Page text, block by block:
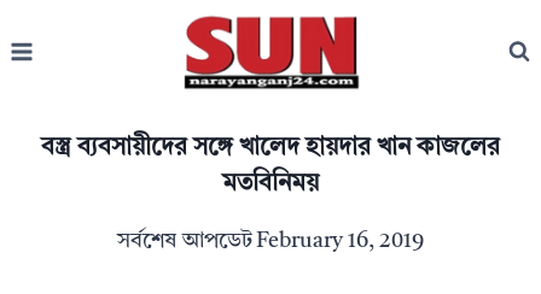
to
বস্ত্র ব্যবসায়ীদের সঙ্গে খালেদ হায়দার খান কাজলের
মতবিনিময়
সর্বশেষ আপডেটFebruary 16, 2019